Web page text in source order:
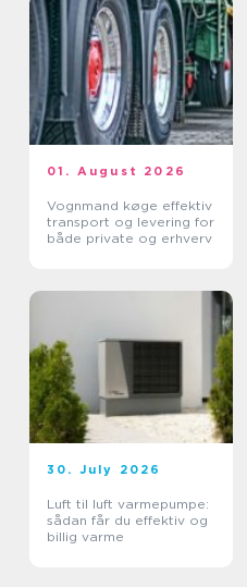
01. August 2026
Vognmand køge effektiv
transport og levering for
både private og erhverv
30. July 2026
Luft til luft varmepumpe:
sådan får du effektiv og
billig varme